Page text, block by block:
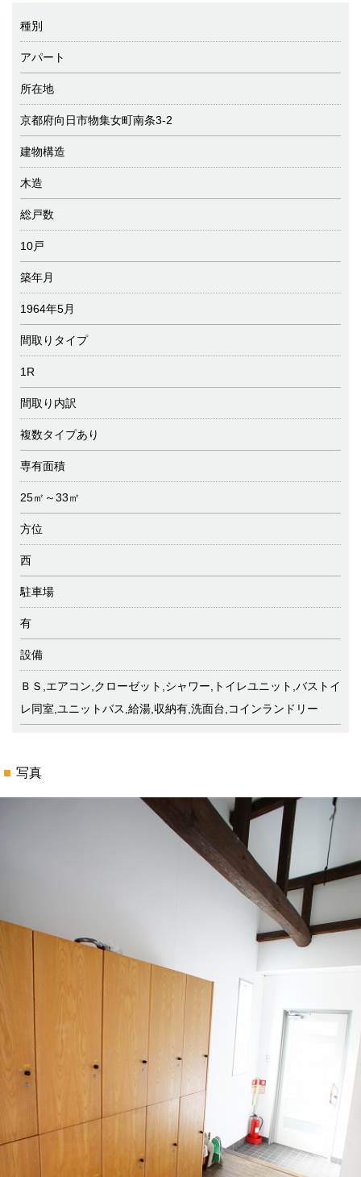
種別
アパート
所在地
京都府向日市物集女町南条3-2
建物構造
木造
総戸数
10戸
築年月
1964年5月
間取りタイプ
1R
間取り内訳
複数タイプあり
専有面積
25㎡～33㎡
方位
西
駐車場
有
設備
ＢＳ,エアコン,クローゼット,シャワー,トイレユニット,バストイ
レ同室,ユニットバス,給湯,収納有,洗面台,コインランドリー
写真